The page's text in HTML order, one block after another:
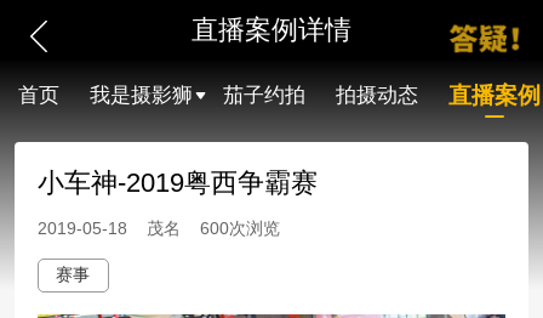
直播案例详情
首页 我是摄影狮 茄子约拍 拍摄动态 直播案例
小车神-2019粤西争霸赛
2019-05-18 茂名 600次浏览
赛事